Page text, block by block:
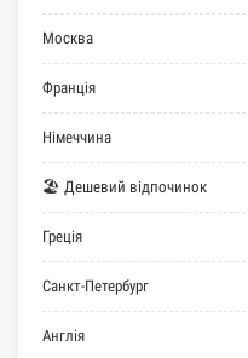
Москва
Франція
Німеччина
🏖 Дешевий відпочинок
Греція
Санкт-Петербург
Англія